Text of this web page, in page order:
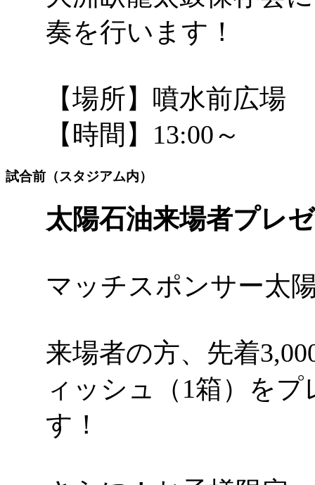
奏を行います！
【場所】噴水前広場
【時間】13:00～
試合前（スタジアム内）
太陽石油来場者プレ
マッチスポンサー太
来場者の方、先着
ィッシュ（1箱）を
す！